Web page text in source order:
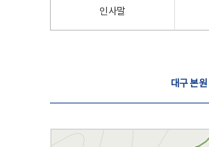
인사말
대구 본원